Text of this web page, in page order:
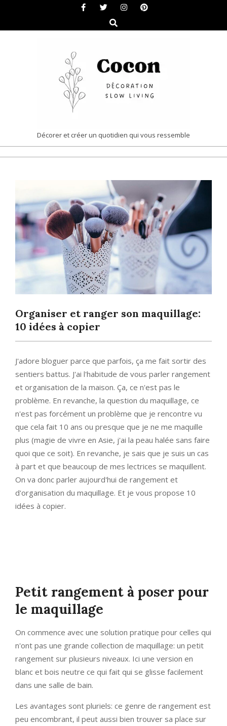
content
Search
COCON
|
SLOW
LIVING
Décorer et créer un quotidien qui vous ressemble
Organiser et ranger son maquillage:
10 idées à copier
J'adore bloguer parce que parfois, ça me fait sortir des
sentiers battus. J'ai l'habitude de vous parler rangement
et organisation de la maison. Ça, ce n'est pas le
problème. En revanche, la question du maquillage, ce
n'est pas forcément un problème que je rencontre vu
que cela fait 10 ans ou presque que je ne me maquille
plus (magie de vivre en Asie, j'ai la peau halée sans faire
quoi que ce soit). En revanche, je sais que je suis un cas
à part et que beaucoup de mes lectrices se maquillent.
On va donc parler aujourd'hui de rangement et
d'organisation du maquillage. Et je vous propose 10
idées à copier.
Petit rangement à poser pour
le maquillage
On commence avec une solution pratique pour celles qui
n'ont pas une grande collection de maquillage: un petit
rangement sur plusieurs niveaux. Ici une version en
blanc et bois neutre ce qui fait qui se glisse facilement
dans une salle de bain.
Les avantages sont pluriels: ce genre de rangement est
peu encombrant, il peut aussi bien trouver sa place sur